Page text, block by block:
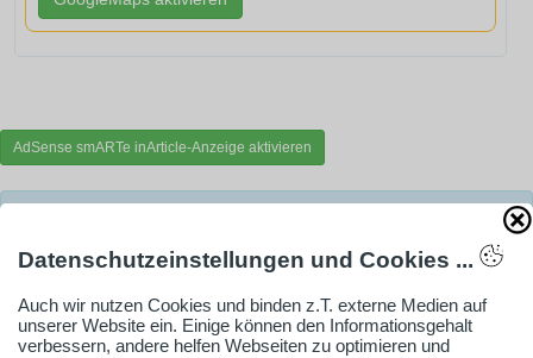
AdSense smARTe inArticle-Anzeige aktivieren
Industrieunternehmen
jetzt registrieren
Datenschutzeinstellungen und Cookies ...
Auch wir nutzen Cookies und binden z.T. externe Medien auf
unserer Website ein. Einige können den Informationsgehalt
verbessern, andere helfen Webseiten zu optimieren und